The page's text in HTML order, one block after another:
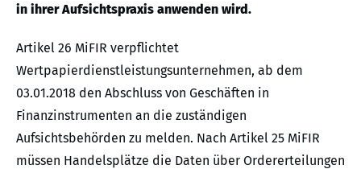
in ihrer Aufsichtspraxis anwenden wird.
Artikel 26 MiFIR verpflichtet
Wertpapierdienstleistungsunternehmen, ab dem
03.01.2018 den Abschluss von Geschäften in
Finanzinstrumenten an die zuständigen
Aufsichtsbehörden zu melden. Nach Artikel 25 MiFIR
müssen Handelsplätze die Daten über Ordererteilungen